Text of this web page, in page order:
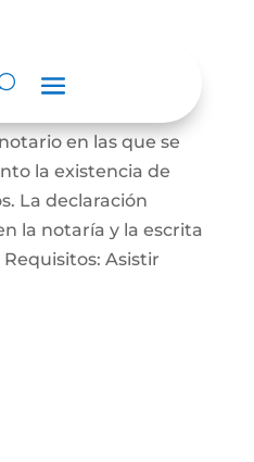
bajo la
o escritas
en las que se
la existencia de
La declaración
la notaría y la escrita
Asistir